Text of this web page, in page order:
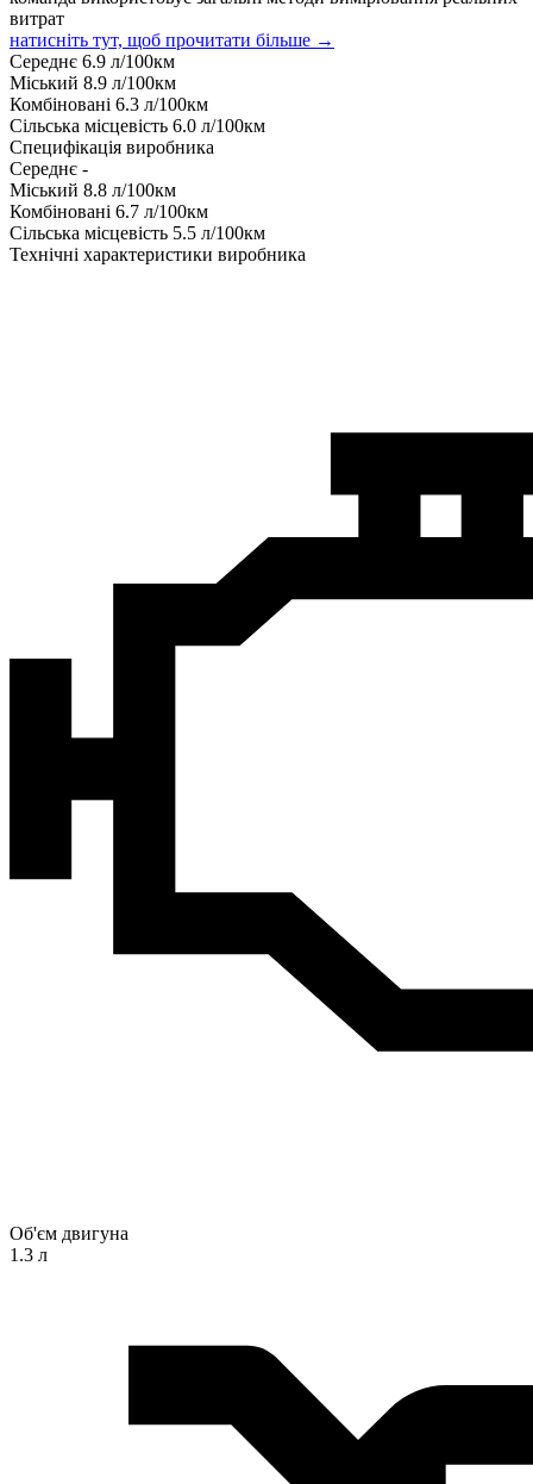
витрат
натисніть тут, щоб прочитати більше →
Середнє 6.9 л/100км
Міський 8.9 л/100км
Комбіновані 6.3 л/100км
Сільська місцевість 6.0 л/100км
Специфікація виробника
Середнє -
Міський 8.8 л/100км
Комбіновані 6.7 л/100км
Сільська місцевість 5.5 л/100км
Технічні характеристики виробника
Об'єм двигуна
1.3 л